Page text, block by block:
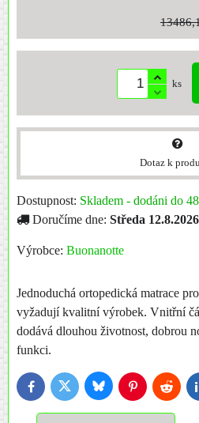
ks
Dotaz k
Dostupnost: Skladem - dodáni do
Doručíme dne: Středa 12.8.2026
Výrobce: Buonanotte
Jednoduchá ortopedická matrace
vyžadují kvalitní výrobek. Vnitřní
dodává dlouhou životnost, dobrou
funkci.
FacebookTwitter BlueskyPinterestReddit